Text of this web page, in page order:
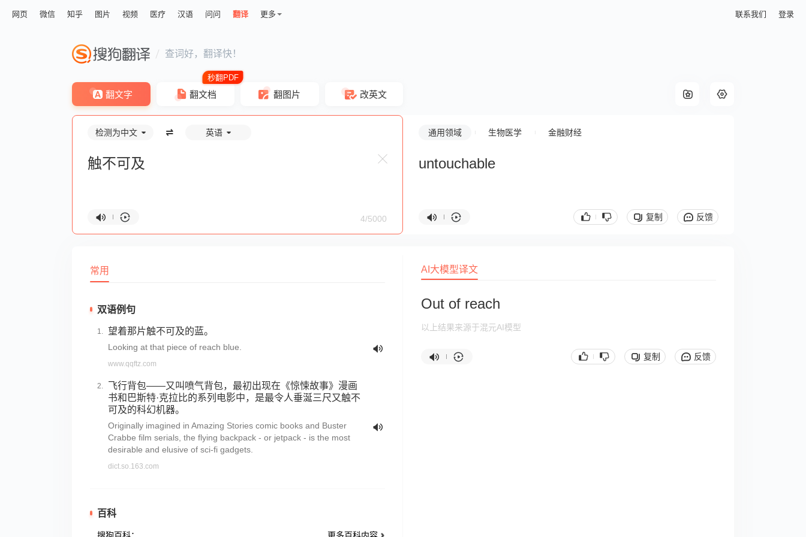
网页 微信 知乎 图片 视频 医疗 汉语 问问 翻译 更多 联系我们 登录
查词好，翻译快！
翻文字 翻文档 翻图片 改英文
检测为中文 英语
4/5000
通用领域 生物医学 金融财经
untouchable
复制 反馈
常用
双语例句
望着那片触不可及的蓝。
Looking at that piece of reach blue.
www.qqftz.com
飞行背包——又叫喷气背包，最初出现在《惊悚故事》漫画
书和巴斯特·克拉比的系列电影中，是最令人垂涎三尺又触不
可及的科幻机器。
Originally imagined in Amazing Stories comic books and Buster
Crabbe film serials, the flying backpack - or jetpack - is the most
desirable and elusive of sci-fi gadgets.
dict.so.163.com
百科
AI大模型译文
Out of reach
以上结果来源于混元AI模型
复制 反馈